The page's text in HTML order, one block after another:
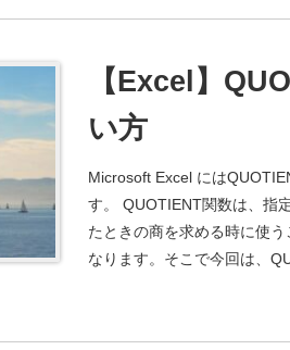
【Excel】
い方
Microsoft Excel には
す。 QUOTIENT関数は、指
たときの商を求める時に使
なります。そこで今回は、
める関数となります。